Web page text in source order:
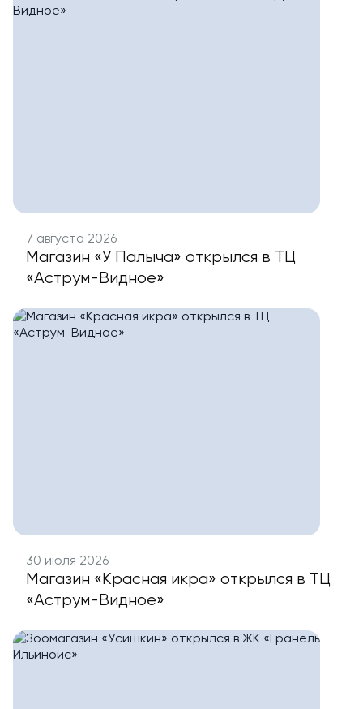
7 августа 2026
Магазин «У Палыча» открылся в ТЦ
«Аструм-Видное»
30 июля 2026
Магазин «Красная икра» открылся в ТЦ
«Аструм-Видное»